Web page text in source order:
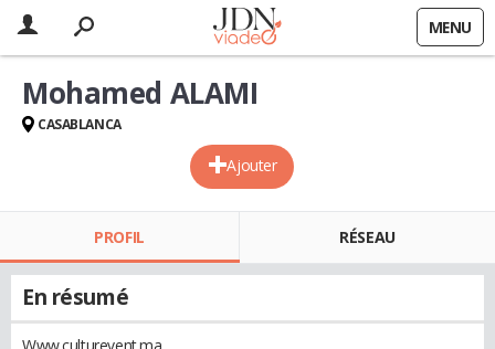
MENU
Ajouter
Mohamed ALAMI
CASABLANCA
PROFIL RÉSEAU
En résumé